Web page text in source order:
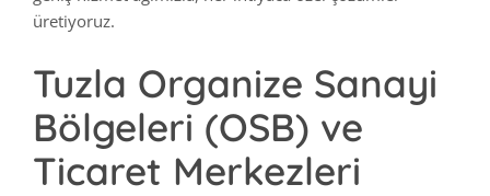
üretiyoruz.
Tuzla Organize Sanayi
Bölgeleri (OSB) ve
Ticaret Merkezleri